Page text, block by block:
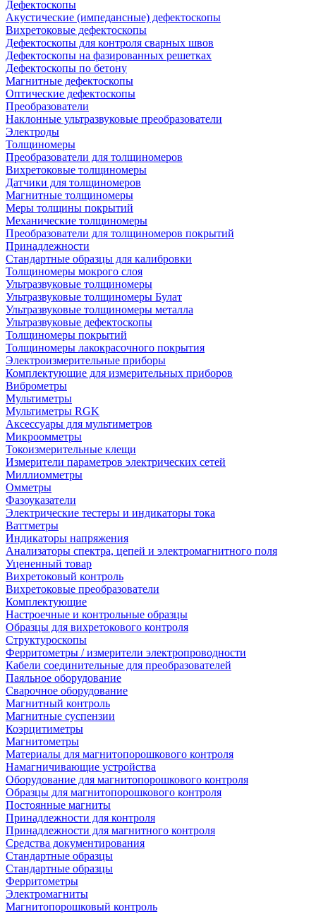
Дефектоскопы
Акустические (импедансные) дефектоскопы
Вихретоковые дефектоскопы
Дефектоскопы для контроля сварных швов
Дефектоскопы на фазированных решетках
Дефектоскопы по бетону
Магнитные дефектоскопы
Оптические дефектоскопы
Преобразователи
Наклонные ультразвуковые преобразователи
Электроды
Толщиномеры
Преобразователи для толщиномеров
Вихретоковые толщиномеры
Датчики для толщиномеров
Магнитные толщиномеры
Меры толщины покрытий
Механические толщиномеры
Преобразователи для толщиномеров покрытий
Принадлежности
Стандартные образцы для калибровки
Толщиномеры мокрого слоя
Ультразвуковые толщиномеры
Ультразвуковые толщиномеры Булат
Ультразвуковые толщиномеры металла
Ультразвуковые дефектоскопы
Толщиномеры покрытий
Толщиномеры лакокрасочного покрытия
Электроизмерительные приборы
Комплектующие для измерительных приборов
Виброметры
Мультиметры
Мультиметры RGK
Аксессуары для мультиметров
Микроомметры
Токоизмерительные клещи
Измерители параметров электрических сетей
Миллиомметры
Омметры
Фазоуказатели
Электрические тестеры и индикаторы тока
Ваттметры
Индикаторы напряжения
Анализаторы спектра, цепей и электромагнитного поля
Уцененный товар
Вихретоковый контроль
Вихретоковые преобразователи
Комплектующие
Настроечные и контрольные образцы
Образцы для вихретокового контроля
Структуроскопы
Ферритометры / измерители электропроводности
Кабели соединительные для преобразователей
Паяльное оборудование
Сварочное оборудование
Магнитный контроль
Магнитные суспензии
Коэрцитиметры
Магнитометры
Материалы для магнитопорошкового контроля
Намагничивающие устройства
Оборудование для магнитопорошкового контроля
Образцы для магнитопорошкового контроля
Постоянные магниты
Принадлежности для контроля
Принадлежности для магнитного контроля
Средства документирования
Стандартные образцы
Стандартные образцы
Ферритометры
Электромагниты
Магнитопорошковый контроль